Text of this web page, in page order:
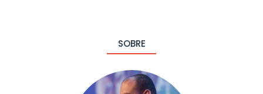
SOBRE